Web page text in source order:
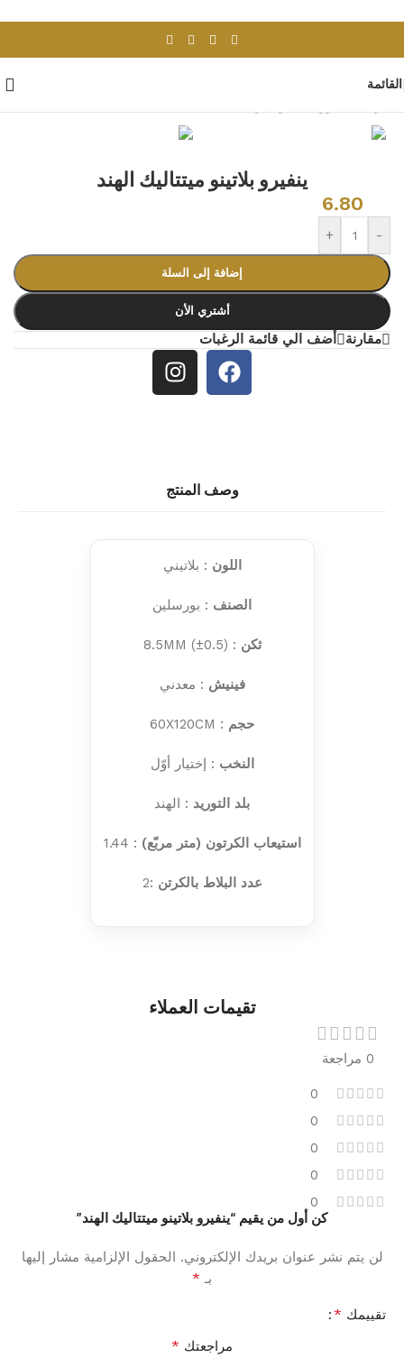
القائمة
ينفيرو بلاتينو ميتتاليك الهند
6.80
-
+
إضافة إلى السلة
أشتري الأن
مقارنة أضف الي قائمة الرغبات
وصف المنتج
اللون : بلاتيني
الصنف : بورسلين
ثكن : 8.5MM (±0.5)
فينيش : معدني
حجم : 60X120CM
النخب : إختيار أوّل
بلد التوريد : الهند
استيعاب الكرتون (متر مربّع) : 1.44
عدد البلاط بالكرتن :2
تقيمات العملاء
0 مراجعة
0
0
0
0
0
كن أول من يقيم “ينفيرو بلاتينو ميتتاليك الهند”
لن يتم نشر عنوان بريدك الإلكتروني. الحقول الإلزامية مشار إليها
بـ *
تقييمك *
مراجعتك *